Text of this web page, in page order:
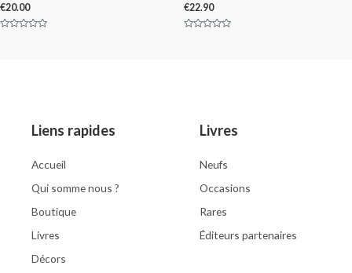
€20.00 €22.90
Liens rapides
Accueil
Qui somme nous ?
Boutique
Livres
Décors
Livres
Neufs
Occasions
Rares
Éditeurs partenaires